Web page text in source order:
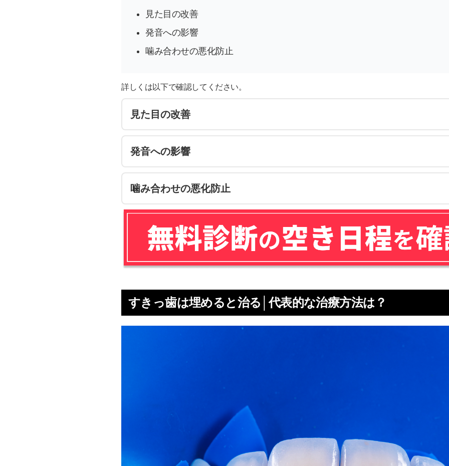
見た目の改善
発音への影響
噛み合わせの悪化防止
詳しくは以下で確認してください。
見た目の改善
発音への影響
噛み合わせの悪化防止
すきっ歯は埋めると治る│代表的な治療方法は？